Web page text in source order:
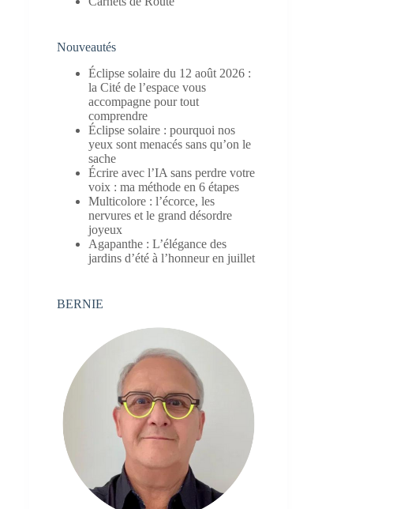
Nouveautés
Éclipse solaire du 12 août 2026 :
la Cité de l’espace vous
accompagne pour tout
comprendre
Éclipse solaire : pourquoi nos
yeux sont menacés sans qu’on le
sache
Écrire avec l’IA sans perdre votre
voix : ma méthode en 6 étapes
Multicolore : l’écorce, les
nervures et le grand désordre
joyeux
Agapanthe : L’élégance des
jardins d’été à l’honneur en juillet
BERNIE